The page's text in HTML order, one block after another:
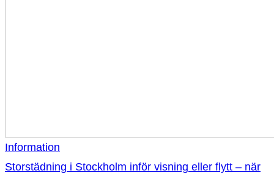
Information
Storstädning i Stockholm inför visning eller flytt – när